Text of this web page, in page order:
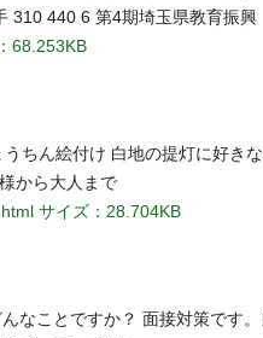
310 440 6 第4期埼玉県教育振興
68.253KB
ちん絵付け 白地の提灯に好き
から大人まで
サイズ：28.704KB
なことですか？ 面接対策です